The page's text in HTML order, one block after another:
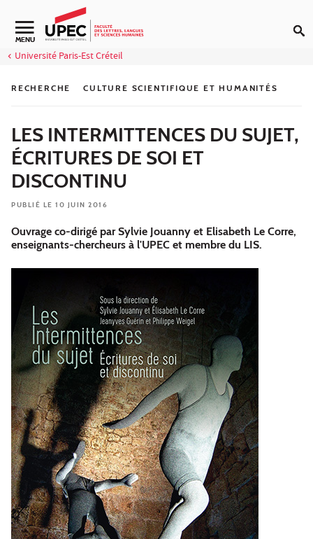
Aller au contenu
Navigation secondaire
MENU
Université Paris-Est Créteil
RECHERCHE CULTURE SCIENTIFIQUE ET HUMANITÉS
LES INTERMITTENCES DU SUJET,
ÉCRITURES DE SOI ET
DISCONTINU
PUBLIÉ LE 10 JUIN 2016
Ouvrage co-dirigé par Sylvie Jouanny et Elisabeth Le Corre,
enseignants-chercheurs à l'UPEC et membre du LIS.